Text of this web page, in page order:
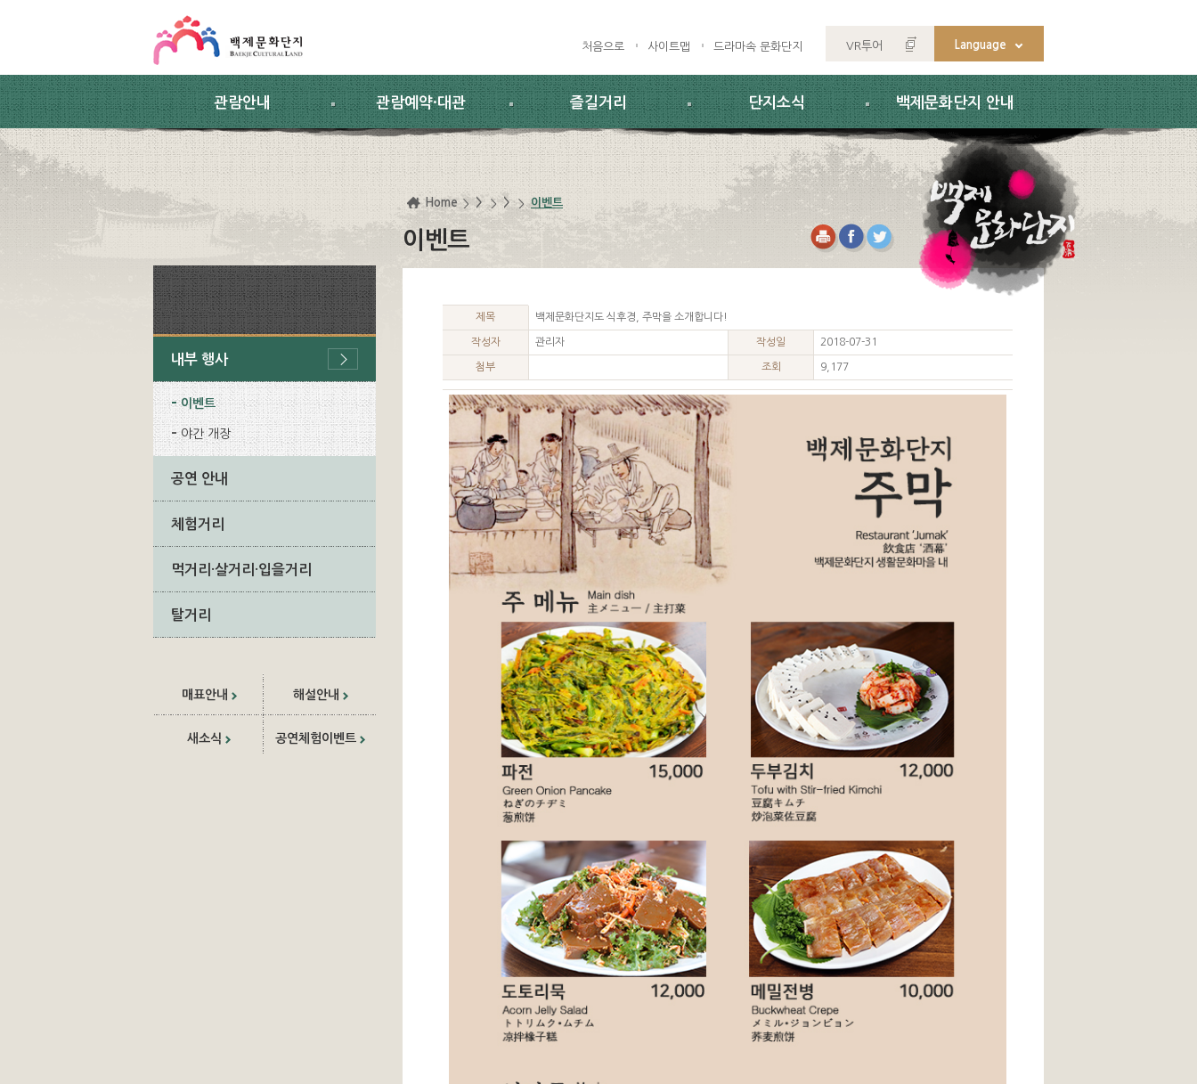
처음으로 사이트맵 드라마속 문화단지 VR투어 Language
관람안내 관람예약·대관 즐길거리 단지소식 백제문화단지 안내
내부 행사
이벤트
야간 개장
공연 안내
체험거리
먹거리·살거리·입을거리
탈거리
매표안내 해설안내
새소식 공연체험이벤트
Home > > 이벤트
이벤트
제목 백제문화단지도 식후경, 주막을 소개합니다!
작성자 관리자 작성일 2018-07-31
첨부 조회 9,177